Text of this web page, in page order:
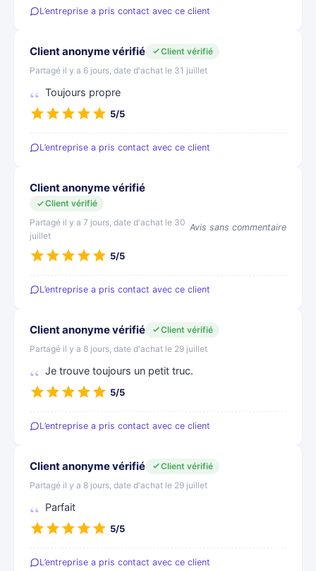
L’entreprise a pris contact avec ce client
Client anonyme vérifié
Client vérifié
Partagé il y a 6 jours, date d'achat le 31 juillet
Toujours propre
5/5
L’entreprise a pris contact avec ce client
Client anonyme vérifié
Client vérifié
Partagé il y a 7 jours, date d'achat le 30
juillet
Avis sans commentaire
5/5
L’entreprise a pris contact avec ce client
Client anonyme vérifié
Client vérifié
Partagé il y a 8 jours, date d'achat le 29 juillet
Je trouve toujours un petit truc.
5/5
L’entreprise a pris contact avec ce client
Client anonyme vérifié
Client vérifié
Partagé il y a 8 jours, date d'achat le 29 juillet
Parfait
5/5
L’entreprise a pris contact avec ce client